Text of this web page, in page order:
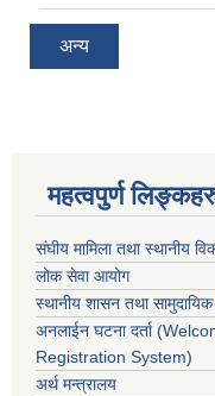
अन्य
महत्वपुर्ण
संघीय मामिला तथा स्थानीय
लोक सेवा आयोग
स्थानीय शासन तथा
अनलाईन घटना दर्ता
Registration System)
अर्थ मन्त्रालय